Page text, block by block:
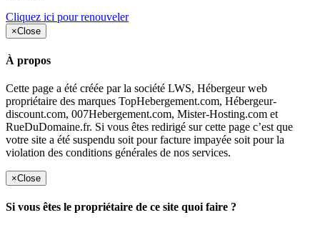
Cliquez ici pour renouveler
×Close
À propos
Cette page a été créée par la société LWS, Hébergeur web
propriétaire des marques TopHebergement.com, Hébergeur-
discount.com, 007Hebergement.com, Mister-Hosting.com et
RueDuDomaine.fr. Si vous êtes redirigé sur cette page c’est que
votre site a été suspendu soit pour facture impayée soit pour la
violation des conditions générales de nos services.
×Close
Si vous êtes le propriétaire de ce site quoi faire ?